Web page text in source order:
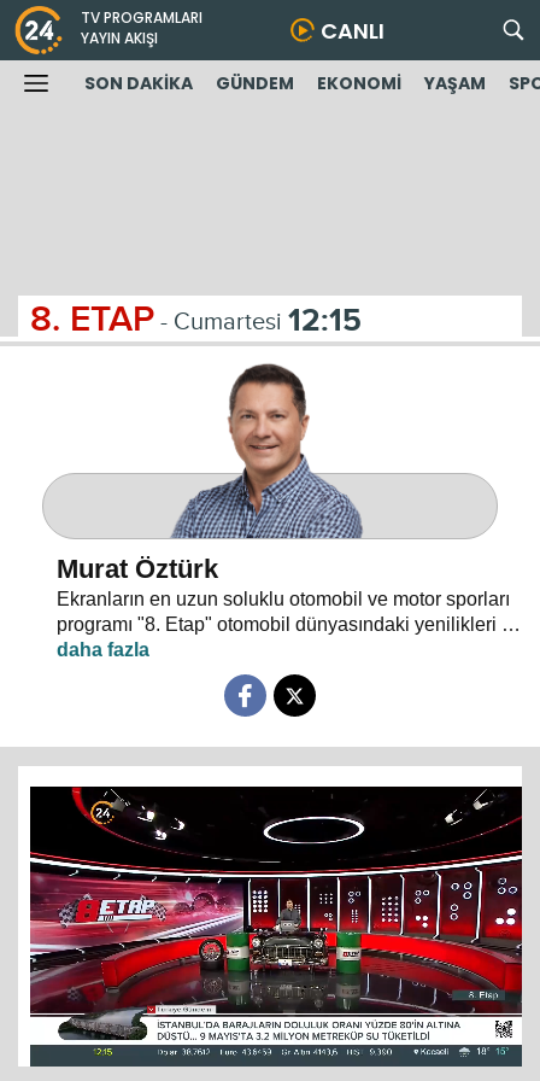
TV PROGRAMLARI
YAYIN AKIŞI
CANLI
SON DAKİKA GÜNDEM EKONOMİ YAŞAM
8. ETAP - Cumartesi 12:15
Murat Öztürk
Ekranların en uzun soluklu otomobil ve motor sporları
programı "8. Etap" otomobil dünyasındaki yenilikleri ve
son haberleri ekrana yansıtıyor.